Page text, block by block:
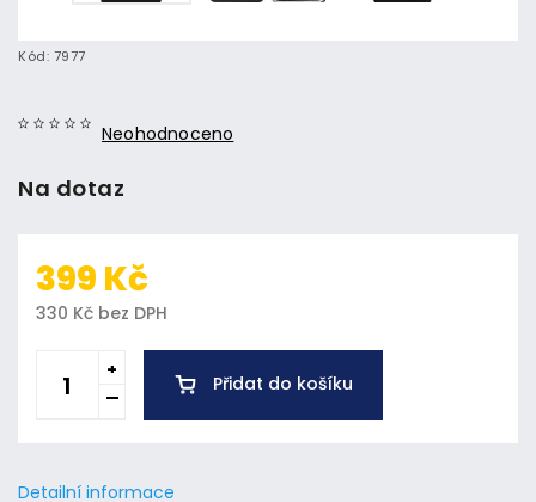
Kód: 7977
Neohodnoceno
Na dotaz
399 Kč
330 Kč bez DPH
Přidat do košíku
Detailní informace